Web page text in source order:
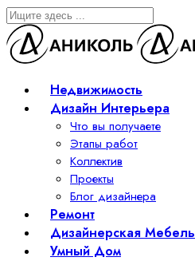
Недвижимость
Дизайн Интерьера
Что вы получаете
Этапы работ
Коллектив
Проекты
Блог дизайнера
Ремонт
Дизайнерская Мебель
Умный Дом